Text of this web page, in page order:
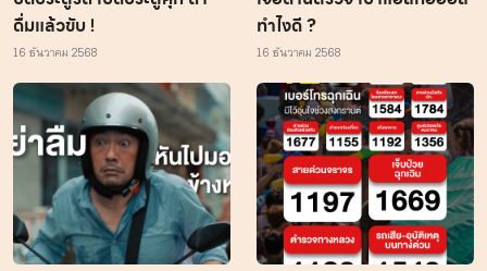
ดื่มแล้วขับ !
16 ธันวาคม 2568
ทำไงดี ?
16 ธันวาคม 2568